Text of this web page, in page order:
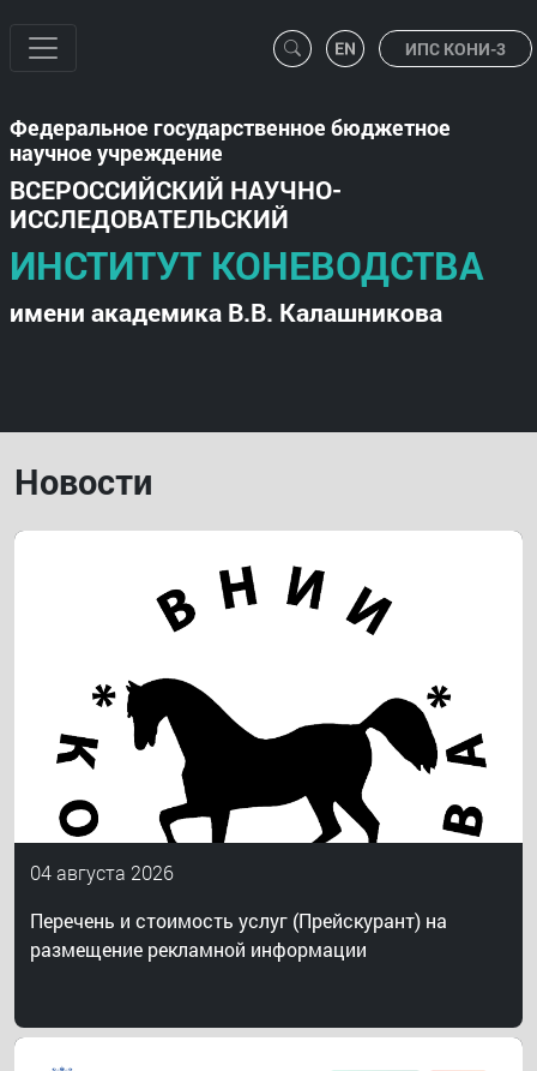
ИПС КОНИ-3
Федеральное государственное бюджетное
научное учреждение
ВСЕРОССИЙСКИЙ НАУЧНО-
ИССЛЕДОВАТЕЛЬСКИЙ
ИНСТИТУТ КОНЕВОДСТВА
имени академика В.В. Калашникова
Новости
04 августа 2026
Перечень и стоимость услуг (Прейскурант) на
размещение рекламной информации